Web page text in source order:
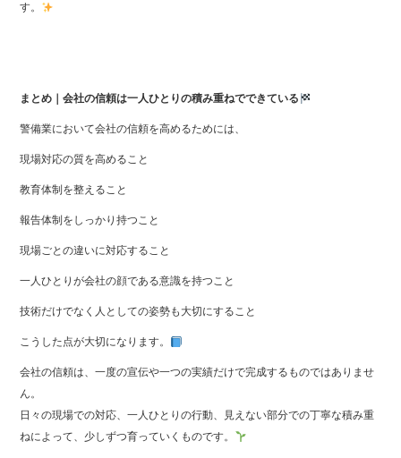
す。
まとめ｜会社の信頼は一人ひとりの積み重ねでできている
警備業において会社の信頼を高めるためには、
現場対応の質を高めること
教育体制を整えること
報告体制をしっかり持つこと
現場ごとの違いに対応すること
一人ひとりが会社の顔である意識を持つこと
技術だけでなく人としての姿勢も大切にすること
こうした点が大切になります。
会社の信頼は、一度の宣伝や一つの実績だけで完成するものではありませ
ん。
日々の現場での対応、一人ひとりの行動、見えない部分での丁寧な積み重
ねによって、少しずつ育っていくものです。